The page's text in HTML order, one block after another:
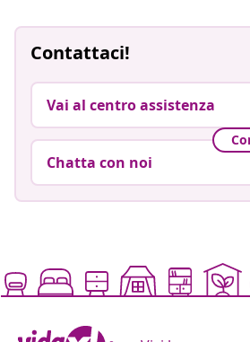
Contattaci!
Vai al centro assistenza
Chatta con noi